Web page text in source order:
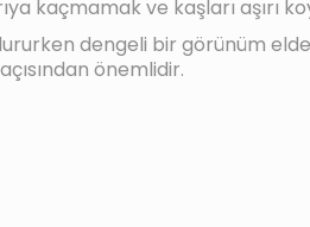
kaçmamak ve kaşları aşırı
dengeli bir görünüm
önemlidir.